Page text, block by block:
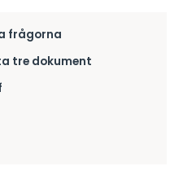
frågorna
tre dokument